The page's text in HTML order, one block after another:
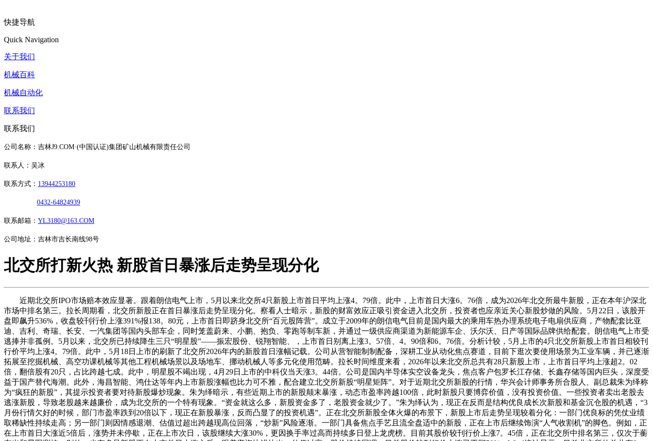
快捷导航
Quick Navigation
关于我们
机械百科
机械自动化
联系我们
联系我们
公司名称：吉林J9.COM·(中国认证)集团矿山机械有限责任公司
联系人：吴冰
联系方式： 13944253180
0432-64824939
联系邮箱： YL3180@163.COM
公司地址：吉林市吉长南线98号
北交所打新火热 新股首日暴涨后走势呈现分化
近期北交所IPO市场赔本效应显著。跟着朗信电气上市，5月以来北交所4只新股上市首日平均上涨4。79倍。此中，上市首日大涨6。76倍，成为2026年北交所最牛新股，正在本年沪深北
市场中排名第三。拉长周期看，北交所新股正在首日暴涨后走势呈现分化。察看人士暗示，新股的财富效应正吸引资金进入北交所，投资者也应亲近关心新股炒做的风险。5月22日，该股开
盘即飙升536%，收盘较刊行价上涨391%报138。80元，上市首日即跻身北交所“百元股阵营”。成立于2009年的朗信电气目前是国内最大的乘用车热办理系统电子电扇供应商，产物配套比亚
迪、吉利、奇瑞、长安、一汽集团等国内头部车企，同时笼盖蔚来、小鹏、抱负、零跑等制车新，并通过一级供应商渠道为新能源车企、沃尔沃、日产等国际品牌供给配套。朗信电气上市受
逃捧并非孤例。5月以来，北交所已持续降生三只“明星股”——振宏股份、锐翔智能、，上市首日别离上涨3。57倍、4。90倍和6。76倍。分析计较，5月上市的4只北交所新股上市首日相较刊
行价平均上涨4。79倍。此中，5月18日上市的刷新了北交所2026年内的新股首日涨幅记载。公司从营智能制制配备，深耕工业从动化焦点赛道，目前下逛次要使用场景为工业车辆，并已逐渐
拓展至挖掘机械、高空功课机械等其他工程机械场景以及场地车、挪动机械人等多元化使用范畴。拉长时间维度来看，2026年以来北交所总共有28只新股上市，上市首日平均上涨超2。02
倍，翻倍股有20只，占比跨越七成。此中，明星股不竭出现，4月29日上市的中科仪当天涨3。44倍。公司是国内半导体实空设备龙头，焦点客户包罗长江存储、长鑫存储等国内巨头，深度受
益于国产替代海潮。此外，海昌智能、鸿仕达等年内上市新股涨幅也比力可不雅，配合建立北交所新股“明星矩阵”。对于近期北交所新股的行情，华兴会计师事务所合股人、副总裁朱为绎称
为“疯狂的新股”，其提示投资者要对待新股爆炒现象。朱为绎暗示，有些近期上市的新股颠末暴涨，动态市盈率跨越100倍，此时新股只要博弈价值，没有投资价值。一些投资者卖出老股去
逃涨新股，导致老股越来越廉价，成为北交所的一个特有现象。“资金就这么多，新股资金多了，老股资金就少了。”朱为绎认为，现正在反而是结构优良成长次新股和基金沉仓股的机遇，“3
月份行情欠好的时候，部门市盈率跌到20倍以下，现正在新股暴涨，反而凸显了的投资机遇”。正在北交所新股全体火爆的布景下，新股上市后走势呈现较着分化：一部门优良标的凭仗业绩
取稀缺性持续走高；另一部门则因情感退潮、估值过超出跨越现高位回落，“炒新”风险逐渐。一部门具备焦点手艺且流全盘适中的新股，正在上市后继续饰演“人气收割机”的脚色。例如，正
在上市首日大涨近5倍后，涨势并未停歇，正在上市次日，该股继续大涨30%，更因换手率过高而持续多日登上龙虎榜。目前其股价较刊行价上涨7。45倍，正在北交所中排名第三，仅次于蘅